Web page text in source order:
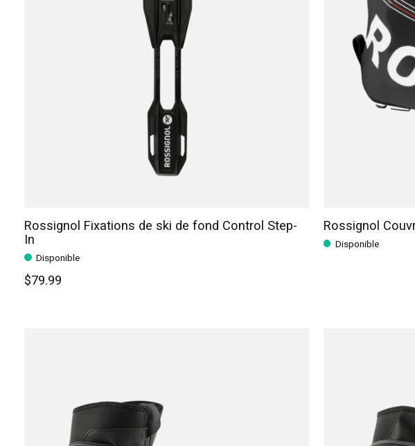
Rossignol Fixations de ski de fond Control Step-
In
Disponible
$79.99
Rossignol
Disponible